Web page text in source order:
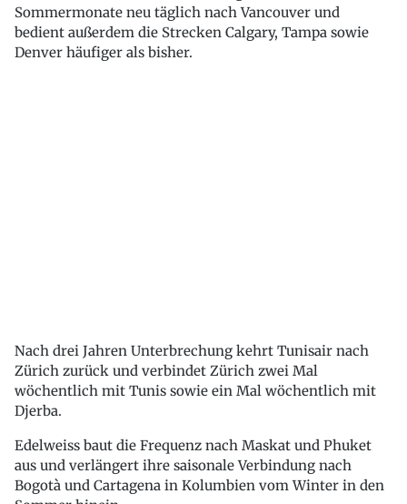
Sommermonate neu täglich nach Vancouver und
bedient außerdem die Strecken Calgary, Tampa sowie
Denver häufiger als bisher.
Nach drei Jahren Unterbrechung kehrt Tunisair nach
Zürich zurück und verbindet Zürich zwei Mal
wöchentlich mit Tunis sowie ein Mal wöchentlich mit
Djerba.
Edelweiss baut die Frequenz nach Maskat und Phuket
aus und verlängert ihre saisonale Verbindung nach
Bogotà und Cartagena in Kolumbien vom Winter in den